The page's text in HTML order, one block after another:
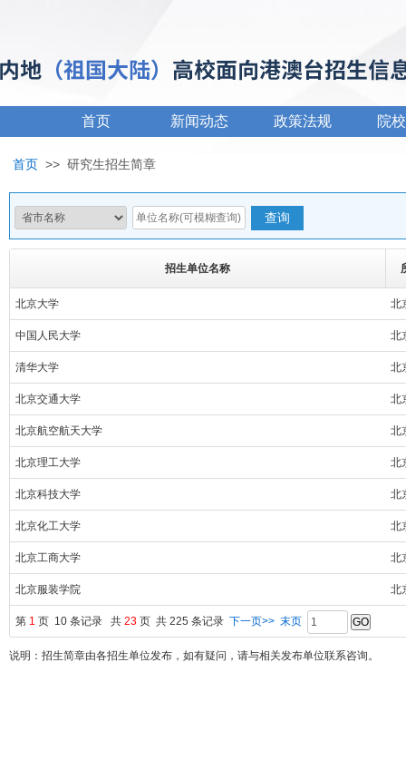
首页 新闻动态 政策法规 院
首页 >> 研究生招生简章
招生单位名称
北京大学 北
中国人民大学 北
清华大学 北
北京交通大学 北
北京航空航天大学 北
北京理工大学 北
北京科技大学 北
北京化工大学 北
北京工商大学 北
北京服装学院 北
第 1 页 10 条记录 共 23 页 共 225 条记录 下一页>> 末页
说明：招生简章由各招生单位发布，如有疑问，请与相关发布单位联系咨询。